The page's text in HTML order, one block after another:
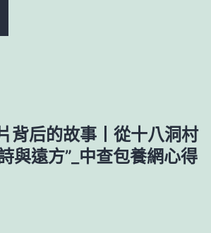
背后的故事丨從十八洞村
與遠方”_中查包養網心得